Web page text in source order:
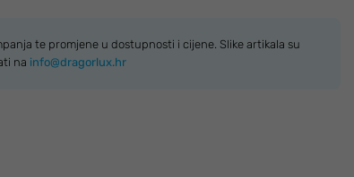
te promjene u dostupnosti i cijene. Slike artikala su
na info@dragorlux.hr